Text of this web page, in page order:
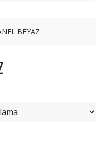
BEYAZ